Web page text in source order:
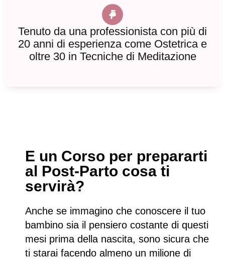
Tenuto da una professionista con più di
20 anni di esperienza come Ostetrica e
oltre 30 in Tecniche di Meditazione
E un Corso per prepararti
al Post-Parto cosa ti
servirà?
Anche se immagino che conoscere il tuo
bambino sia il pensiero costante di questi
mesi prima della nascita, sono sicura che
ti starai facendo almeno un milione di